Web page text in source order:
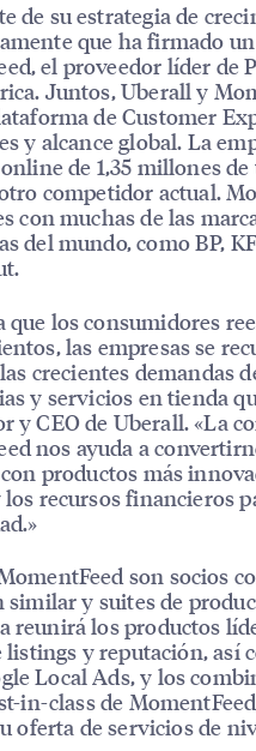
de su estrategia de
que ha firmado
el proveedor líder
Juntos, Uberall y
de Customer
y alcance global. La
de 1,35 millones
competidor actual.
con muchas de las
del mundo, como BP,
que los consumidores
las empresas se
crecientes demandas
y servicios en tienda
y CEO de Uberall. «La
nos ayuda a
productos más
recursos financieros
son socios
similar y suites de
reunirá los productos
listings y reputación, así
Local Ads, y los
in-class de
oferta de servicios de